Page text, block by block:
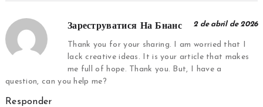
Зареструватися На Бнанс 2 de abril de 2026
Thank you for your sharing. I am worried that I
lack creative ideas. It is your article that makes
me full of hope. Thank you. But, I have a
question, can you help me?
Responder